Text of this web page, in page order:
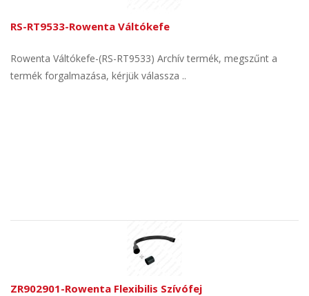
RS-RT9533-Rowenta Váltókefe
Rowenta Váltókefe-(RS-RT9533) Archív termék, megszűnt a
termék forgalmazása, kérjük válassza ..
ZR902901-Rowenta Flexibilis Szívófej